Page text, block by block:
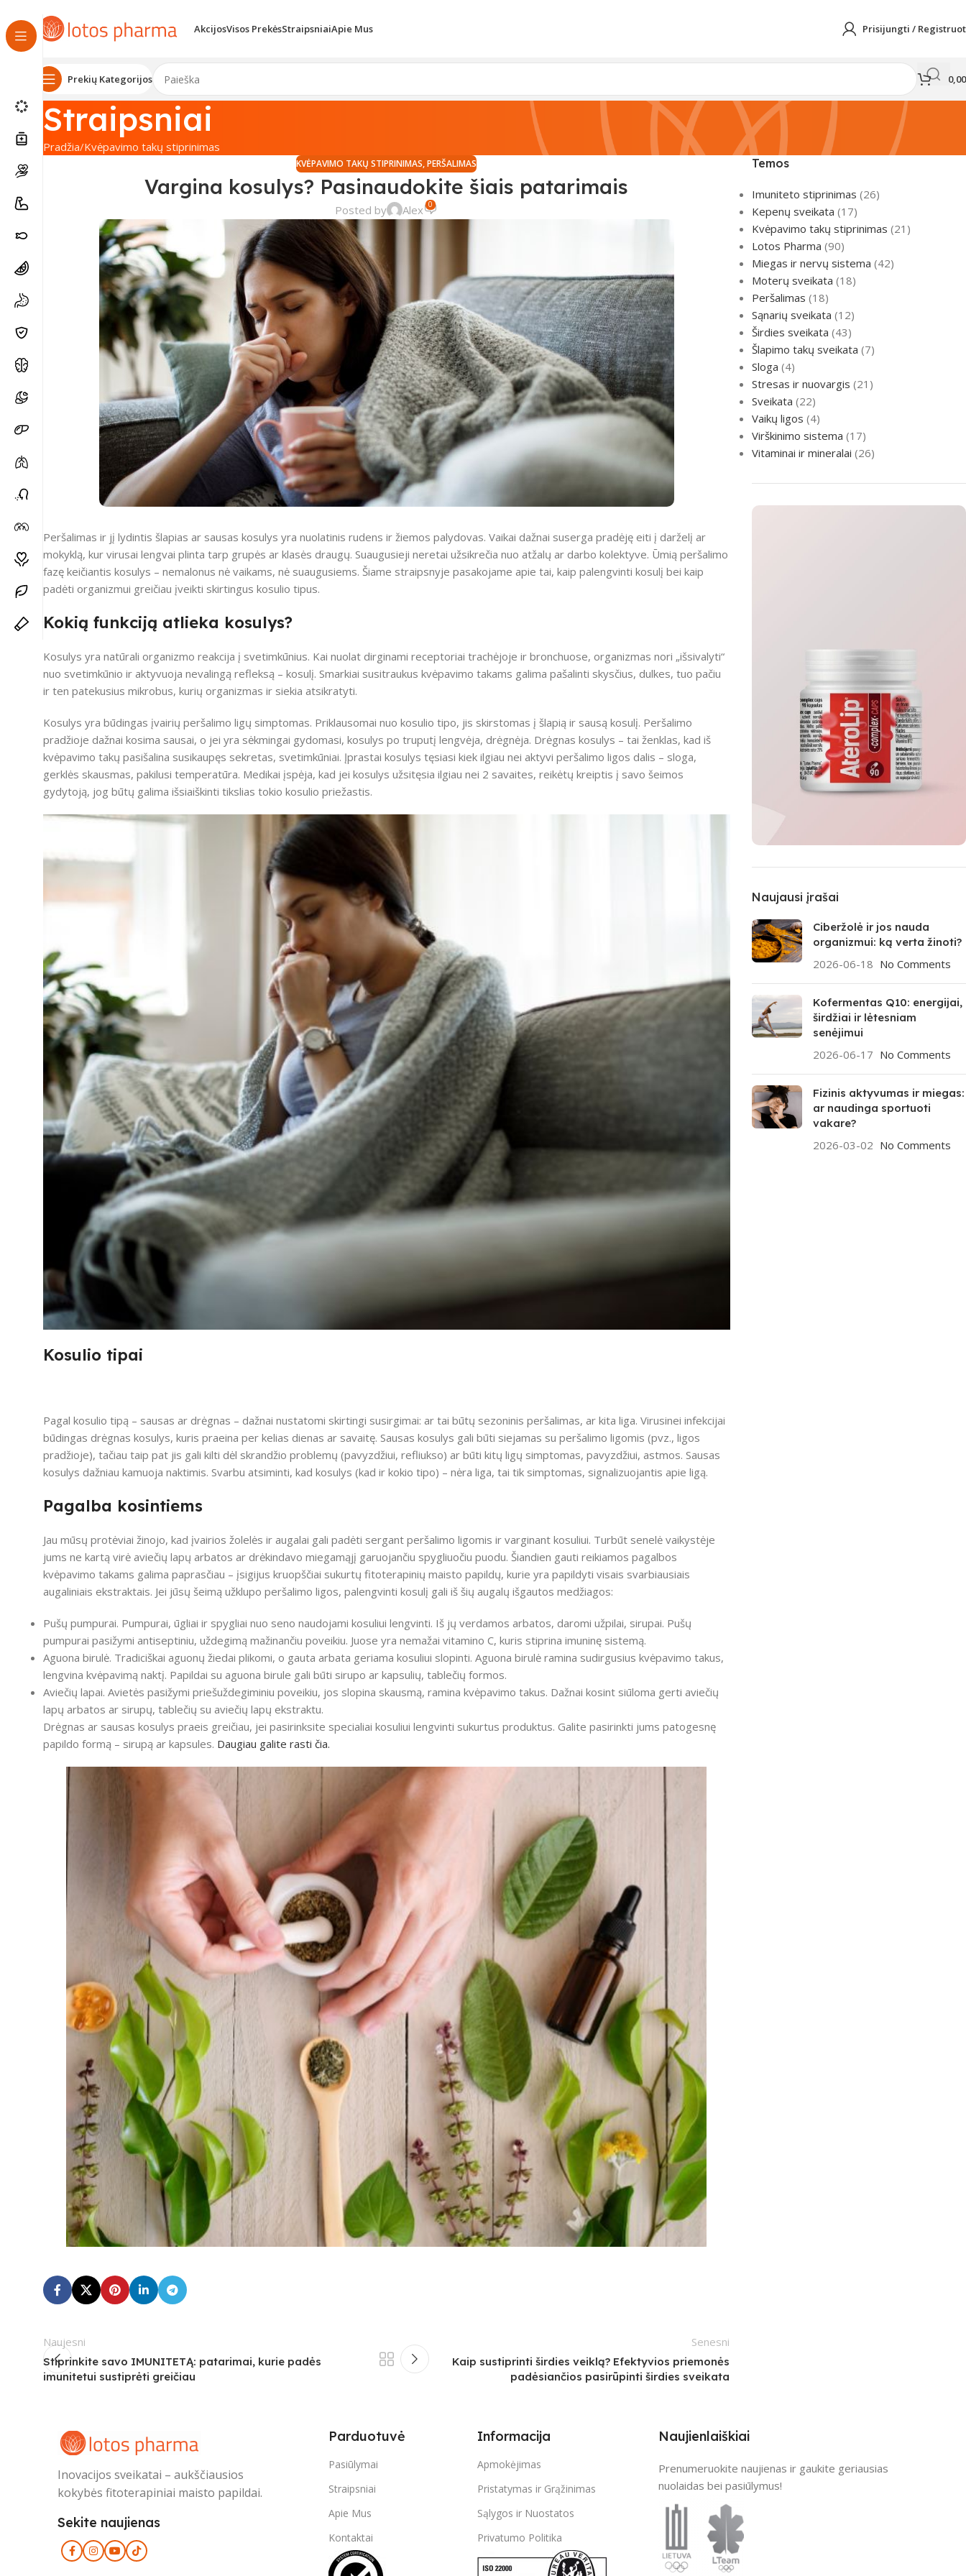
AkcijosVisos PrekėsStraipsniaiApie Mus Prisijungti /
Prekių Kategorijos
Straipsniai
Pradžia Kvėpavimo takų stiprinimas
KVĖPAVIMO TAKŲ STIPRINIMAS,PERŠALIMAS
Vargina kosulys? Pasinaudokite šiais patarimais
Posted by Alex 0
Peršalimas ir jį lydintis šlapias ar sausas kosulys yra nuolatinis rudens ir žiemos palydovas. Vaikai dažnai suserga pradėję eiti į darželį ar
mokyklą, kur virusai lengvai plinta tarp grupės ar klasės draugų. Suaugusieji neretai užsikrečia nuo atžalų ar darbo kolektyve. Ūmią peršalimo
fazę keičiantis kosulys – nemalonus nė vaikams, nė suaugusiems. Šiame straipsnyje pasakojame apie tai, kaip palengvinti kosulį bei kaip
padėti organizmui greičiau įveikti skirtingus kosulio tipus.
Kokią funkciją atlieka kosulys?
Kosulys yra natūrali organizmo reakcija į svetimkūnius. Kai nuolat dirginami receptoriai trachėjoje ir bronchuose, organizmas nori „išsivalyti“
nuo svetimkūnio ir aktyvuoja nevalingą refleksą – kosulį. Smarkiai susitraukus kvėpavimo takams galima pašalinti skysčius, dulkes, tuo pačiu
ir ten patekusius mikrobus, kurių organizmas ir siekia atsikratyti.
Kosulys yra būdingas įvairių peršalimo ligų simptomas. Priklausomai nuo kosulio tipo, jis skirstomas į šlapią ir sausą kosulį. Peršalimo
pradžioje dažnai kosima sausai, o jei yra sėkmingai gydomasi, kosulys po truputį lengvėja, drėgnėja. Drėgnas kosulys – tai ženklas, kad iš
kvėpavimo takų pasišalina susikaupęs sekretas, svetimkūniai. Įprastai kosulys tęsiasi kiek ilgiau nei aktyvi peršalimo ligos dalis – sloga,
gerklės skausmas, pakilusi temperatūra. Medikai įspėja, kad jei kosulys užsitęsia ilgiau nei 2 savaites, reikėtų kreiptis į savo šeimos
gydytoją, jog būtų galima išsiaiškinti tikslias tokio kosulio priežastis.
Kosulio tipai
Pagal kosulio tipą – sausas ar drėgnas – dažnai nustatomi skirtingi susirgimai: ar tai būtų sezoninis peršalimas, ar kita liga. Virusinei infekcijai
būdingas drėgnas kosulys, kuris praeina per kelias dienas ar savaitę. Sausas kosulys gali būti siejamas su peršalimo ligomis (pvz., ligos
pradžioje), tačiau taip pat jis gali kilti dėl skrandžio problemų (pavyzdžiui, refliukso) ar būti kitų ligų simptomas, pavyzdžiui, astmos. Sausas
kosulys dažniau kamuoja naktimis. Svarbu atsiminti, kad kosulys (kad ir kokio tipo) – nėra liga, tai tik simptomas, signalizuojantis apie ligą.
Pagalba kosintiems
Jau mūsų protėviai žinojo, kad įvairios žolelės ir augalai gali padėti sergant peršalimo ligomis ir varginant kosuliui. Turbūt senelė vaikystėje
jums ne kartą virė aviečių lapų arbatos ar drėkindavo miegamąjį garuojančiu spygliuočiu puodu. Šiandien gauti reikiamos pagalbos
kvėpavimo takams galima paprasčiau – įsigijus kruopščiai sukurtų fitoterapinių maisto papildų, kurie yra papildyti visais svarbiausiais
augaliniais ekstraktais. Jei jūsų šeimą užklupo peršalimo ligos, palengvinti kosulį gali iš šių augalų išgautos medžiagos:
Pušų pumpurai. Pumpurai, ūgliai ir spygliai nuo seno naudojami kosuliui lengvinti. Iš jų verdamos arbatos, daromi užpilai, sirupai. Pušų
pumpurai pasižymi antiseptiniu, uždegimą mažinančiu poveikiu. Juose yra nemažai vitamino C, kuris stiprina imuninę sistemą.
Aguona birulė. Tradiciškai aguonų žiedai plikomi, o gauta arbata geriama kosuliui slopinti. Aguona birulė ramina sudirgusius kvėpavimo takus,
lengvina kvėpavimą naktį. Papildai su aguona birule gali būti sirupo ar kapsulių, tablečių formos.
Aviečių lapai. Avietės pasižymi priešuždegiminiu poveikiu, jos slopina skausmą, ramina kvėpavimo takus. Dažnai kosint siūloma gerti aviečių
lapų arbatos ar sirupų, tablečių su aviečių lapų ekstraktu.
Drėgnas ar sausas kosulys praeis greičiau, jei pasirinksite specialiai kosuliui lengvinti sukurtus produktus. Galite pasirinkti jums patogesnę
papildo formą – sirupą ar kapsules. Daugiau galite rasti čia.
Naujesni
Stiprinkite savo IMUNITETĄ: patarimai, kurie padės
imunitetui sustiprėti greičiau
Senesni
Kaip sustiprinti širdies veiklą? Efektyvios priemonės
padėsiančios pasirūpinti širdies sveikata
Temos
Imuniteto stiprinimas (26)
Kepenų sveikata (17)
Kvėpavimo takų stiprinimas (21)
Lotos Pharma (90)
Miegas ir nervų sistema (42)
Moterų sveikata (18)
Peršalimas (18)
Sąnarių sveikata (12)
Širdies sveikata (43)
Šlapimo takų sveikata (7)
Sloga (4)
Stresas ir nuovargis (21)
Sveikata (22)
Vaikų ligos (4)
Virškinimo sistema (17)
Vitaminai ir mineralai (26)
Aterolip Complex
Pirkti
Naujausi įrašai
Ciberžolė ir jos nauda
organizmui: ką verta žinoti?
2026-06-18 No Comments
Kofermentas Q10: energijai,
širdžiai ir lėtesniam
senėjimui
2026-06-17 No Comments
Fizinis aktyvumas ir miegas:
ar naudinga sportuoti
vakare?
2026-03-02 No Comments
Inovacijos sveikatai – aukščiausios
kokybės fitoterapiniai maisto papildai.
Sekite naujienas
Parduotuvė
Pasiūlymai
Straipsniai
Apie Mus
Kontaktai
Informacija
Apmokėjimas
Pristatymas ir Grąžinimas
Sąlygos ir Nuostatos
Privatumo Politika
Naujienlaiškiai
Prenumeruokite naujienas ir gaukite geriausias
nuolaidas bei pasiūlymus!